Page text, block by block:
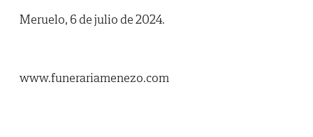
Meruelo, 6 de julio de 2024.
www.funerariamenezo.com